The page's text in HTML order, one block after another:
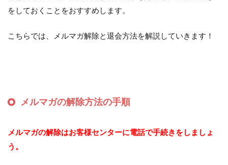
をしておくことをおすすめします。
こちらでは、メルマガ解除と退会方法を解説していきます！
メルマガの解除方法の手順
メルマガの解除はお客様センターに電話で手続きをしましょ
う。